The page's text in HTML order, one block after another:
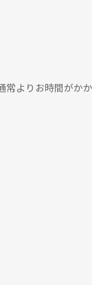
常よりお時間がか